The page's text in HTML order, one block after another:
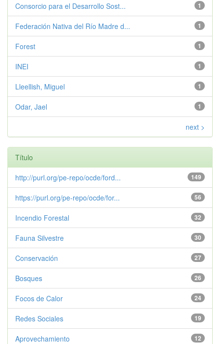
1
Consorcio para el Desarrollo Sost...
1
Federación Nativa del Río Madre d...
1
Forest
1
INEI
1
Lleellish, Miguel
1
Odar, Jael
next >
Título
149
http://purl.org/pe-repo/ocde/ford...
56
https://purl.org/pe-repo/ocde/for...
32
Incendio Forestal
30
Fauna Silvestre
27
Conservación
26
Bosques
24
Focos de Calor
19
Redes Sociales
12
Aprovechamiento